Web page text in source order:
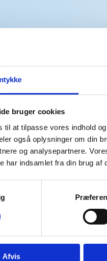
bruger cookies
til at tilpasse vores indhold
også oplysninger om din
og analysepartnere.
har indsamlet fra din brug af
Afvis